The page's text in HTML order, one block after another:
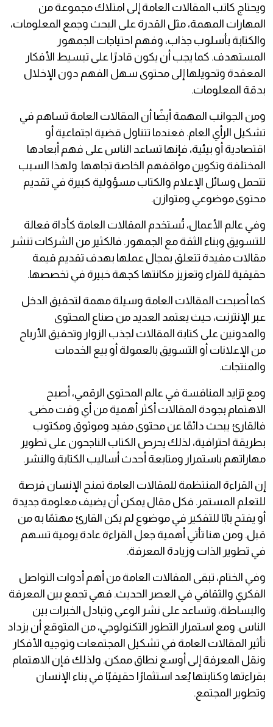
ويحتاج كاتب المقالات العامة إلى امتلاك مجموعة من
المهارات المهمة، مثل القدرة على البحث وجمع المعلومات،
والكتابة بأسلوب جذاب، وفهم احتياجات الجمهور
المستهدف. كما يجب أن يكون قادرًا على تبسيط الأفكار
المعقدة وتحويلها إلى محتوى سهل الفهم دون الإخلال
بدقة المعلومات.
ومن الجوانب المهمة أيضًا أن المقالات العامة تساهم في
تشكيل الرأي العام. فعندما تتناول قضية اجتماعية أو
اقتصادية أو بيئية، فإنها تساعد الناس على فهم أبعادها
المختلفة وتكوين مواقفهم الخاصة تجاهها. ولهذا السبب
تتحمل وسائل الإعلام والكتاب مسؤولية كبيرة في تقديم
محتوى موضوعي ومتوازن.
وفي عالم الأعمال، تُستخدم المقالات العامة كأداة فعالة
للتسويق وبناء الثقة مع الجمهور. فالكثير من الشركات تنشر
مقالات مفيدة تتعلق بمجال عملها بهدف تقديم قيمة
حقيقية للقراء وتعزيز مكانتها كجهة خبيرة في تخصصها.
كما أصبحت المقالات العامة وسيلة مهمة لتحقيق الدخل
عبر الإنترنت، حيث يعتمد العديد من صناع المحتوى
والمدونين على كتابة المقالات لجذب الزوار وتحقيق الأرباح
من الإعلانات أو التسويق بالعمولة أو بيع الخدمات
والمنتجات.
ومع تزايد المنافسة في عالم المحتوى الرقمي، أصبح
الاهتمام بجودة المقالات أكثر أهمية من أي وقت مضى.
فالقارئ يبحث دائمًا عن محتوى مفيد وموثوق ومكتوب
بطريقة احترافية، لذلك يحرص الكتاب الناجحون على تطوير
مهاراتهم باستمرار ومتابعة أحدث أساليب الكتابة والنشر.
إن القراءة المنتظمة للمقالات العامة تمنح الإنسان فرصة
للتعلم المستمر. فكل مقال يمكن أن يضيف معلومة جديدة
أو يفتح بابًا للتفكير في موضوع لم يكن القارئ مهتمًا به من
قبل. ومن هنا تأتي أهمية جعل القراءة عادة يومية تسهم
في تطوير الذات وزيادة المعرفة.
وفي الختام، تبقى المقالات العامة من أهم أدوات التواصل
الفكري والثقافي في العصر الحديث. فهي تجمع بين المعرفة
والبساطة، وتساعد على نشر الوعي وتبادل الخبرات بين
الناس. ومع استمرار التطور التكنولوجي، من المتوقع أن يزداد
تأثير المقالات العامة في تشكيل المجتمعات وتوجيه الأفكار
ونقل المعرفة إلى أوسع نطاق ممكن. ولذلك فإن الاهتمام
بقراءتها وكتابتها يُعد استثمارًا حقيقيًا في بناء الإنسان
وتطوير المجتمع.